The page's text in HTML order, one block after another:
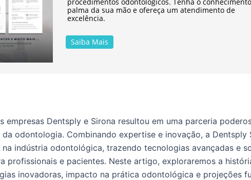
palma da sua mão e ofereça um atendimento de
excelência.
Saiba Mais
empresas Dentsply e Sirona resultou em uma parceria
odontologia. Combinando expertise e inovação, a Dentsply
indústria odontológica, trazendo tecnologias avançadas e
profissionais e pacientes. Neste artigo, exploraremos a
inovadoras, impacto na prática odontológica e projeções